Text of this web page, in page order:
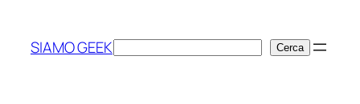
contenuto
SIAMO GEEKCerca Cerca